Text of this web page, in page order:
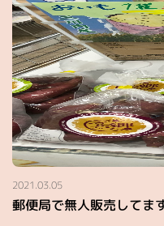
2021.03.05
郵便局で無人販売してま